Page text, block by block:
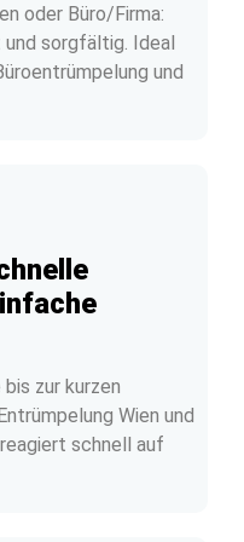
oder Büro/Firma:
sorgfältig. Ideal
und
zur kurzen
Wien und
schnell auf